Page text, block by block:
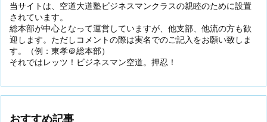
当サイトは、空道大道塾ビジネスマンクラスの親睦のために設置
されています。
総本部が中心となって運営していますが、他支部、他流の方も歓
迎します。ただしコメントの際は実名でのご記入をお願い致しま
す。（例：東孝＠総本部）
それではレッツ！ビジネスマン空道。押忍！
おすすめ記事